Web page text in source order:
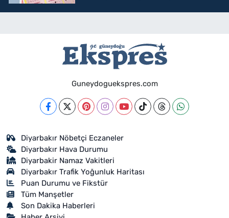
Guneydoguekspres.com
Diyarbakır Nöbetçi Eczaneler
Diyarbakır Hava Durumu
Diyarbakir Namaz Vakitleri
Diyarbakır Trafik Yoğunluk Haritası
Puan Durumu ve Fikstür
Tüm Manşetler
Son Dakika Haberleri